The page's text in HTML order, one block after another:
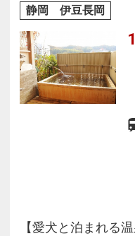
静岡 伊豆長岡
【愛犬と泊まれる温